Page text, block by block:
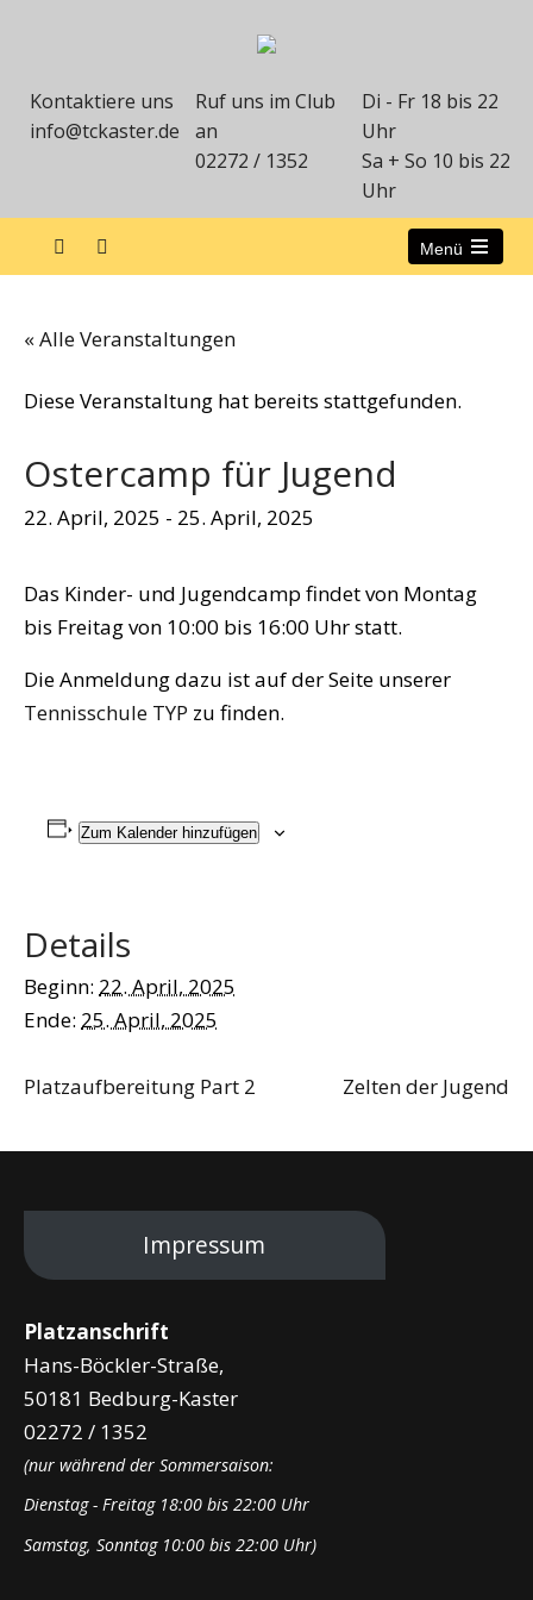
Kontaktiere uns
info@tckaster.de
Ruf uns im Club
an
02272 / 1352
Di - Fr 18 bis 22
Uhr
Sa + So 10 bis 22
Uhr
Menü
« Alle Veranstaltungen
Diese Veranstaltung hat bereits stattgefunden.
Ostercamp für Jugend
22. April, 2025 - 25. April, 2025
Das Kinder- und Jugendcamp findet von Montag
bis Freitag von 10:00 bis 16:00 Uhr statt.
Die Anmeldung dazu ist auf der Seite unserer
Tennisschule TYP zu finden.
Zum Kalender hinzufügen
Details
Beginn: 22. April, 2025
Ende: 25. April, 2025
Platzaufbereitung Part 2 Zelten der Jugend
Impressum
Platzanschrift
Hans-Böckler-Straße,
50181 Bedburg-Kaster
02272 / 1352
(nur während der Sommersaison:
Dienstag - Freitag 18:00 bis 22:00 Uhr
Samstag, Sonntag 10:00 bis 22:00 Uhr)